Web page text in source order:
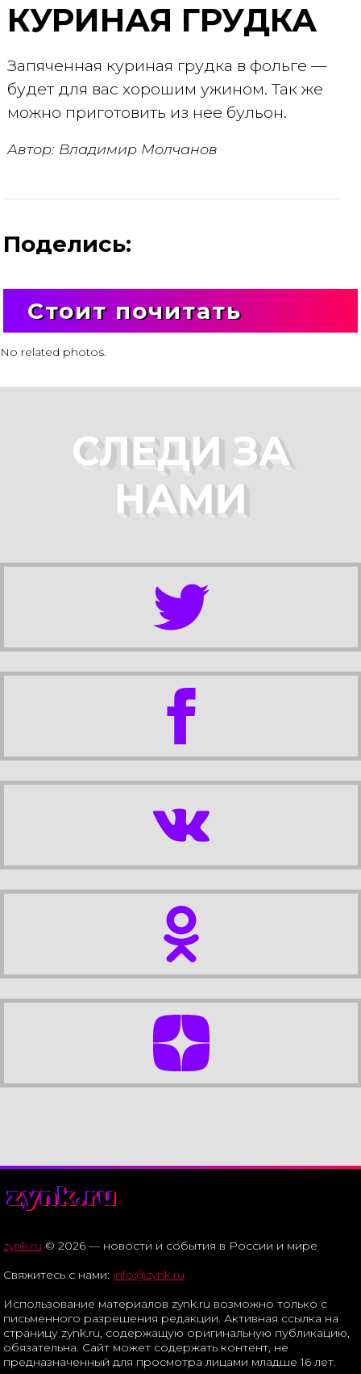
КУРИНАЯ ГРУДКА
Запяченная куриная грудка в фольге —
будет для вас хорошим ужином. Так же
можно приготовить из нее бульон.
Автор: Владимир Молчанов
Поделись:
Стоит почитать
No related photos.
СЛЕДИ ЗА
НАМИ
zynk.ru
zynk.ru © 2026 — новости и события в России и мире
Свяжитесь с нами: info@zynk.ru
Использование материалов zynk.ru возможно только с
письменного разрешения редакции. Активная ссылка на
страницу zynk.ru, содержащую оригинальную публикацию,
обязательна. Сайт может содержать контент, не
предназначенный для просмотра лицами младше 16 лет.